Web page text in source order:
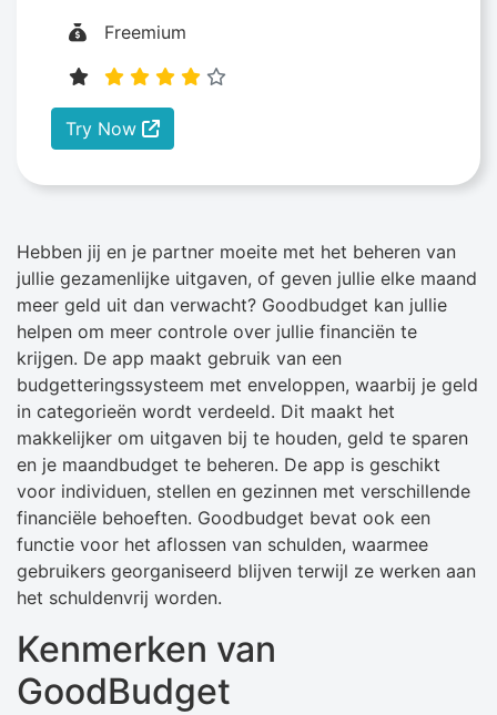
Freemium
Try Now
Hebben jij en je partner moeite met het beheren van
jullie gezamenlijke uitgaven, of geven jullie elke maand
meer geld uit dan verwacht? Goodbudget kan jullie
helpen om meer controle over jullie financiën te
krijgen. De app maakt gebruik van een
budgetteringssysteem met enveloppen, waarbij je geld
in categorieën wordt verdeeld. Dit maakt het
makkelijker om uitgaven bij te houden, geld te sparen
en je maandbudget te beheren. De app is geschikt
voor individuen, stellen en gezinnen met verschillende
financiële behoeften. Goodbudget bevat ook een
functie voor het aflossen van schulden, waarmee
gebruikers georganiseerd blijven terwijl ze werken aan
het schuldenvrij worden.
Kenmerken van
GoodBudget